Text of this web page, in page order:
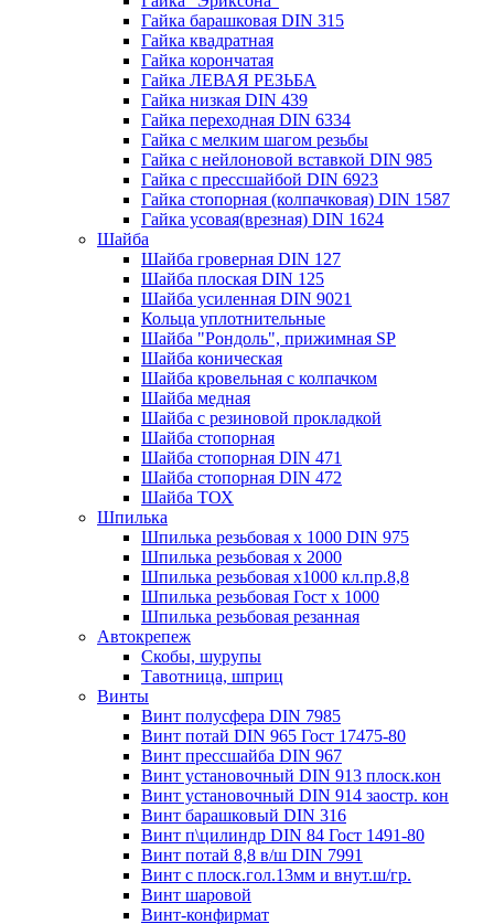
Гайка барашковая DIN 315
Гайка квадратная
Гайка корончатая
Гайка ЛЕВАЯ РЕЗЬБА
Гайка низкая DIN 439
Гайка переходная DIN 6334
Гайка с мелким шагом резьбы
Гайка с нейлоновой вставкой DIN 985
Гайка с прессшайбой DIN 6923
Гайка стопорная (колпачковая) DIN 1587
Гайка усовая(врезная) DIN 1624
Шайба
Шайба гроверная DIN 127
Шайба плоская DIN 125
Шайба усиленная DIN 9021
Кольца уплотнительные
Шайба "Рондоль", прижимная SP
Шайба коническая
Шайба кровельная с колпачком
Шайба медная
Шайба с резиновой прокладкой
Шайба стопорная
Шайба стопорная DIN 471
Шайба стопорная DIN 472
Шайба ТОХ
Шпилька
Шпилька резьбовая х 1000 DIN 975
Шпилька резьбовая х 2000
Шпилька резьбовая х1000 кл.пр.8,8
Шпилька резьбовая Гост х 1000
Шпилька резьбовая резанная
Автокрепеж
Скобы, шурупы
Тавотница, шприц
Винты
Винт полусфера DIN 7985
Винт потай DIN 965 Гост 17475-80
Винт прессшайба DIN 967
Винт установочный DIN 913 плоск.кон
Винт установочный DIN 914 заостр. кон
Винт барашковый DIN 316
Винт п\цилиндр DIN 84 Гост 1491-80
Винт потай 8,8 в/ш DIN 7991
Винт с плоск.гол.13мм и внут.ш/гр.
Винт шаровой
Винт-конфирмат